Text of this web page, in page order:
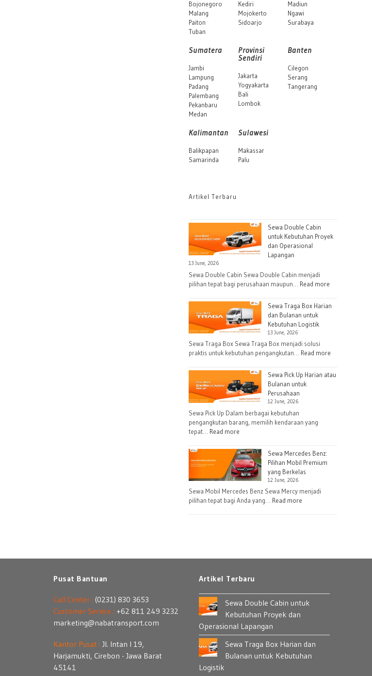
Bojonegoro
Malang
Paiton
Tuban
Kediri
Mojokerto
Sidoarjo
Madiun
Ngawi
Surabaya
Sumatera
Jambi
Lampung
Padang
Palembang
Pekanbaru
Medan
Provinsi
Sendiri
Jakarta
Yogyakarta
Bali
Lombok
Banten
Cilegon
Serang
Tangerang
Kalimantan
Balikpapan
Samarinda
Sulawesi
Makassar
Palu
Artikel Terbaru
Sewa Double Cabin
untuk Kebutuhan Proyek
dan Operasional
Lapangan
13 June, 2026
Sewa Double Cabin Sewa Double Cabin menjadi
pilihan tepat bagi perusahaan maupun… Read more
Double
dan
Lapangan
Sewa Traga Box Harian
dan Bulanan untuk
Kebutuhan Logistik
13 June, 2026
Sewa Traga Box Sewa Traga Box menjadi solusi
praktis untuk kebutuhan pengangkutan… Read more
Traga
Sewa Pick Up Harian atau
Bulanan untuk
Perusahaan
12 June, 2026
Sewa Pick Up Dalam berbagai kebutuhan
pengangkutan barang, memilih kendaraan yang
tepat… Read more
Pick
Up
Harian
atau
Bulanan
untuk
Sewa Mercedes Benz:
Pilihan Mobil Premium
yang Berkelas
12 June, 2026
Sewa Mobil Mercedes Benz Sewa Mercy menjadi
pilihan tepat bagi Anda yang… Read more
Premium
Pusat Bantuan
Call Center : (0231) 830 3653
Customer Service : +62 811 249 3232
marketing@nabatransport.com
Kantor Pusat : Jl. Intan I 19,
Harjamukti, Cirebon - Jawa Barat
45141
Artikel Terbaru
Sewa Double Cabin untuk
Kebutuhan Proyek dan
Operasional Lapangan
Sewa Traga Box Harian dan
Bulanan untuk Kebutuhan
Logistik